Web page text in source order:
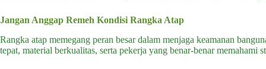
Jangan Anggap Remeh Kondisi Rangka Atap
Rangka atap memegang peran besar dalam menjaga keamanan
tepat, material berkualitas, serta pekerja yang benar-benar memahami